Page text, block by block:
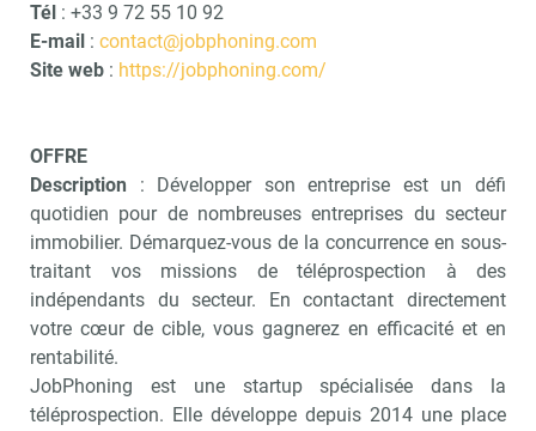
Tél : +33 9 72 55 10 92
E-mail : contact@jobphoning.com
Site web : https://jobphoning.com/
OFFRE
Description : Développer son entreprise est un défi
quotidien pour de nombreuses entreprises du secteur
immobilier. Démarquez-vous de la concurrence en sous-
traitant vos missions de téléprospection à des
indépendants du secteur. En contactant directement
votre cœur de cible, vous gagnerez en efficacité et en
rentabilité.
JobPhoning est une startup spécialisée dans la
téléprospection. Elle développe depuis 2014 une place